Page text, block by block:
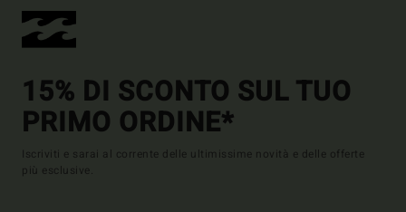
15% DI SCONTO SUL TUO
PRIMO ORDINE*
Iscriviti e sarai al corrente delle ultimissime novità e delle offerte
più esclusive.